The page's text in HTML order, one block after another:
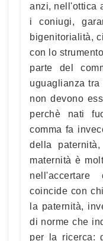
anzi, nell'ottica
i coniugi,
bigenitorialità,
con lo
parte del
uguaglianza
non devono
perchè nati
comma fa
della
maternità è
coincide con
la paternità,
di norme che
per la ricerca: